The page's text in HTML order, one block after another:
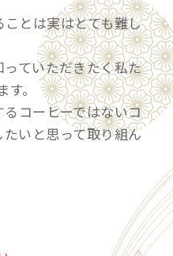
とは実はとても難し
ていただきたく私た
。
コーヒーではないコ
いと思って取り組ん
ひと時をご提案くだ